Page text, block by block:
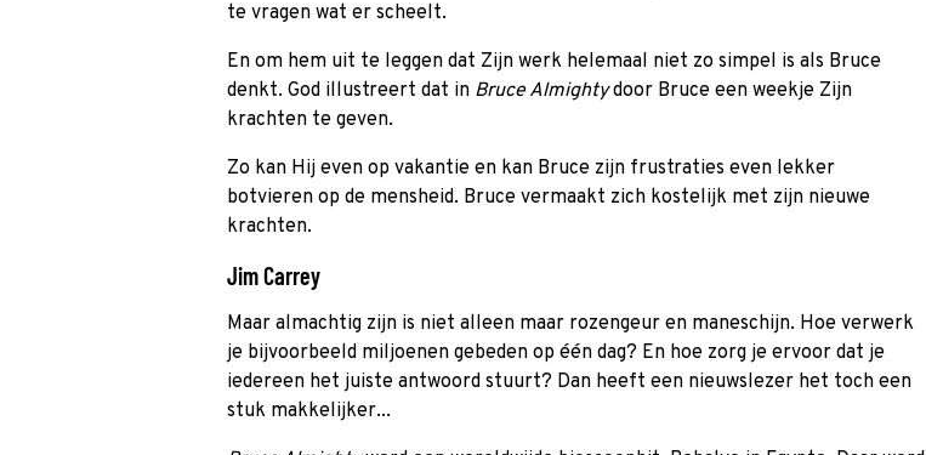
te vragen wat er scheelt.
En om hem uit te leggen dat Zijn werk helemaal niet zo simpel is als Bruce
denkt. God illustreert dat in Bruce Almightydoor Bruce een weekje Zijn
krachten te geven.
Zo kan Hij even op vakantie en kan Bruce zijn frustraties even lekker
botvieren op de mensheid. Bruce vermaakt zich kostelijk met zijn nieuwe
krachten.
Jim Carrey
Maar almachtig zijn is niet alleen maar rozengeur en maneschijn. Hoe verwerk
je bijvoorbeeld miljoenen gebeden op één dag? En hoe zorg je ervoor dat je
iedereen het juiste antwoord stuurt? Dan heeft een nieuwslezer het toch een
stuk makkelijker...